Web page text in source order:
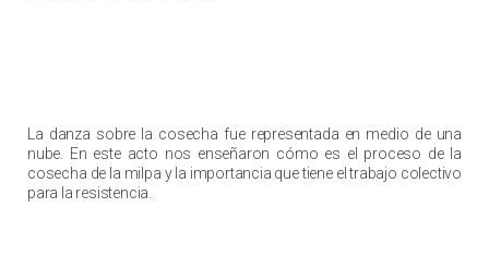
La danza sobre la cosecha fue representada en medio de una
nube. En este acto nos enseñaron cómo es el proceso de la
cosecha de la milpa y la importancia que tiene el trabajo colectivo
para la resistencia.